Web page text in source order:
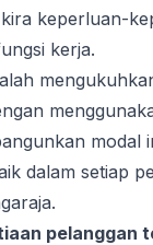
keperluan-
kerja.
modal
dalam setiap
pelanggan